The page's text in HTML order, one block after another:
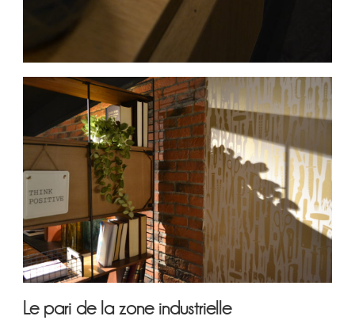
Le pari de la zone industrielle